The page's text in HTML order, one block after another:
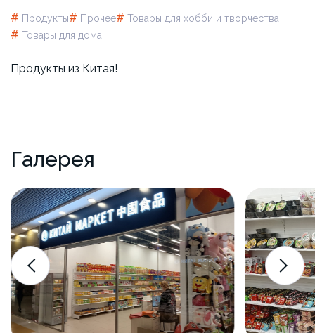
# Продукты# Прочее# Товары для xобби и творчества
# Товары для дома
Продукты из Китая!
Галерея